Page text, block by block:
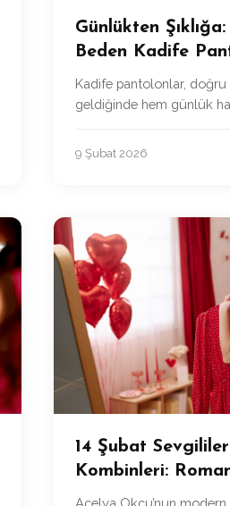
Günlükten
Beden Kadife
Zahmetsiz Kombin
Kadife pantolonlar,
geldiğinde hem günlük
9 Şubat 2026
14 Şubat
Kombinleri:
Öneriler
Açelya Okçu’nun modern